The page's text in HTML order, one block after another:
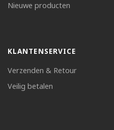
Nieuwe producten
KLANTENSERVICE
Verzenden & Retour
Veilig betalen